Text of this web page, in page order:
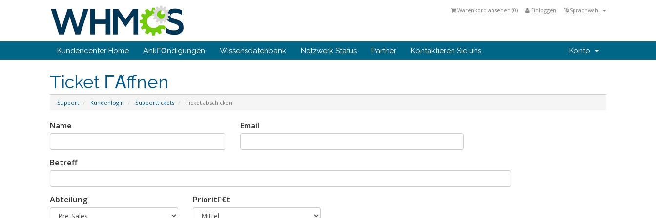
Sprachwahl
Einloggen
Warenkorb ansehen (0)
Kundencenter Home AnkΓΌndigungen Wissensdatenbank Netzwerk Status Partner Kontaktieren Sie uns Konto
Ticket ΓΆffnen
Support Kundenlogin Supporttickets Ticket abschicken
Name Email
Betreff
Abteilung PrioritΓ€t